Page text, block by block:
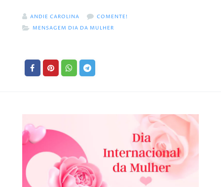
ANDIE CAROLINA
COMENTE!
MENSAGEM DIA DA MULHER